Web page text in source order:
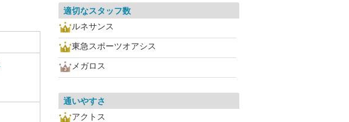
適切なスタッフ数
ルネサンス
東急スポーツオアシス
メガロス
通いやすさ
アクトス